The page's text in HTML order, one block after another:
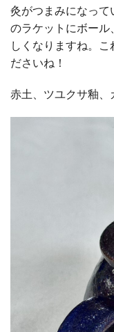
灸がつまみになって
のラケットにボール
しくなりますね。こ
ださいね！
赤土、ツユクサ釉、